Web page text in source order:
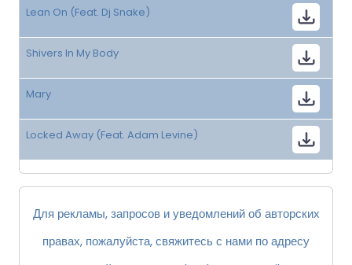
Lean On (Feat. Dj Snake)
Shivers In My Body
Mary
Locked Away (Feat. Adam Levine)
Для рекламы, запросов и уведомлений об авторских
правах, пожалуйста, свяжитесь с нами по адресу